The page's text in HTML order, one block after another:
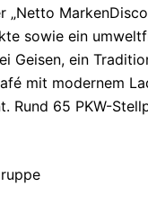
„Netto
sowie ein
Geisen, ein
mit modernem
Rund 65 PKW-